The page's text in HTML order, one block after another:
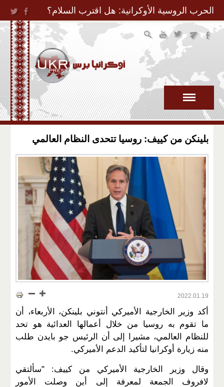
Jump to Navigation
الحرب الروسية الأوكرانية: هل اقترب السلام؟
بلينكن من كييف: روسيا تتحدى النظام العالمي
2022.01.19
أكد وزير الخارجية الأميركي أنتوني بلينكن، الأربعاء، أن
ما تقوم به روسيا من خلال أعمالها العدائية هو تحد
للنظام العالمي، مشيرا إلى أن الرئيس جو بايدن طلب
منه زيارة أوكرانيا لتأكيد الدعم الأميركي.
وقال وزير الخارجية الأميركي من كييف: "سألتقي
لافروف الجمعة لمعرفة إلى أين وصلت الأمور